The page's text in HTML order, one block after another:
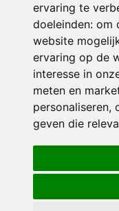
ervaring te
doeleinden: om
website
ervaring op de
interesse in
meten en
personaliseren,
geven die
© 2026
Privacy policy|Disclaimer